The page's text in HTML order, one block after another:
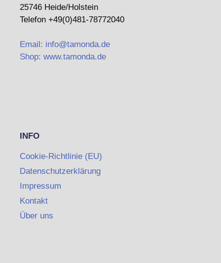
25746 Heide/Holstein
Telefon +49(0)481-78772040
Email: info@tamonda.de
Shop: www.tamonda.de
INFO
Cookie-Richtlinie (EU)
Datenschutzerklärung
Impressum
Kontakt
Über uns